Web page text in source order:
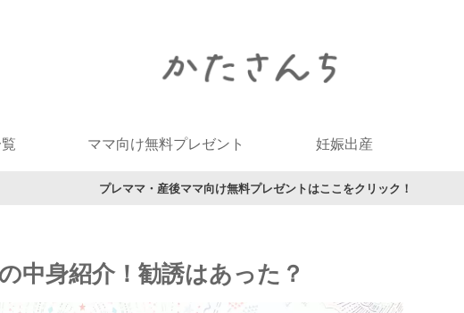
ママ向け無料プレゼント 妊娠出産
プレママ・産後ママ向け無料プレゼントはここをクリック！
中身紹介！勧誘はあった？